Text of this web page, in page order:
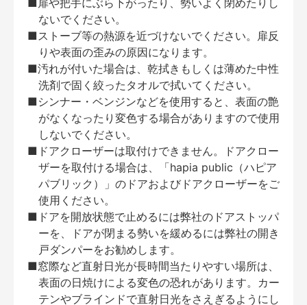
■扉や把手にぶら下がったり、勢いよく閉めたりし
ないでください。
■ストーブ等の熱源を近づけないでください。扉反
りや表面の歪みの原因になります。
■汚れが付いた場合は、乾拭きもしくは薄めた中性
洗剤で固く絞ったタオルで拭いてください。
■シンナー・ベンジンなどを使用すると、表面の艶
がなくなったり変色する場合がありますので使用
しないでください。
■ドアクローザーは取付けできません。ドアクロー
ザーを取付ける場合は、「hapia public（ハピア
パブリック）」のドアおよびドアクローザーをご
使用ください。
■ドアを開放状態で止めるには弊社のドアストッパ
ーを、ドアが閉まる勢いを緩めるには弊社の開き
戸ダンパーをお勧めします。
■窓際など直射日光が長時間当たりやすい場所は、
表面の日焼けによる変色の恐れがあります。カー
テンやブラインドで直射日光をさえぎるようにし